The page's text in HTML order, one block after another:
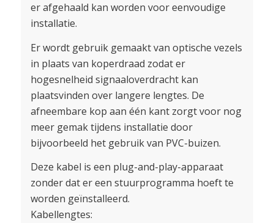
er afgehaald kan worden voor eenvoudige
installatie.
Er wordt gebruik gemaakt van optische vezels
in plaats van koperdraad zodat er
hogesnelheid signaaloverdracht kan
plaatsvinden over langere lengtes. De
afneembare kop aan één kant zorgt voor nog
meer gemak tijdens installatie door
bijvoorbeeld het gebruik van PVC-buizen.
Deze kabel is een plug-and-play-apparaat
zonder dat er een stuurprogramma hoeft te
worden geïnstalleerd.
Kabellengtes: